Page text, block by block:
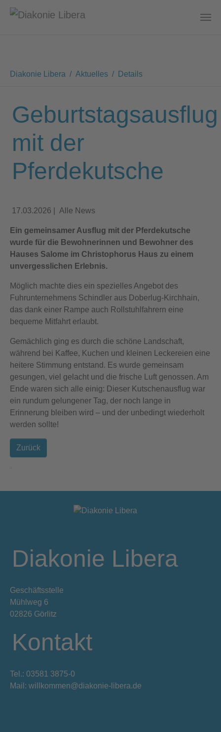
Diakonie Libera Aktuelles Details
Geburtstagsausflug
mit der
Pferdekutsche
17.03.2026 Alle News
Ein gemeinsamer Ausflug mit der Pferdekutsche
wurde für die Bewohnerinnen und Bewohner des
Hauses Salome im Christophorus Haus zu einem
unvergesslichen Erlebnis.
Möglich machte dies ein spezielles Angebot des
Fuhrunternehmens Schindler aus Doberlug-Kirchhain,
das dank einer Rampe auch Rollstuhlfahrern eine
bequeme Mitfahrt erlaubt.
Gemächlich ging es durch die schöne Landschaft,
während bei Kaffee, Kuchen und kleinen Leckereien eine
heitere Stimmung entstand. Es wurde gemeinsam
gesungen, viel gelacht und die frische Luft genossen. Am
Ende waren sich alle einig: Dieser Kutschenausflug war
ein rundum gelungener Tag, der noch lange in
Erinnerung bleiben wird – und der unbedingt wiederholt
werden sollte!
Zurück
Diakonie Libera
Geschäftsstelle
Mühlweg 6
02826 Görlitz
Kontakt
Tel.: 03581 3875-0
Mail: willkommen@diakonie-libera.de